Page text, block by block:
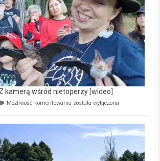
natury
[wideo]
kamerą wśród nietoperzy [wideo]
Możliwość komentowania Ekologiczne
kamerą
wśród
została wyłączona